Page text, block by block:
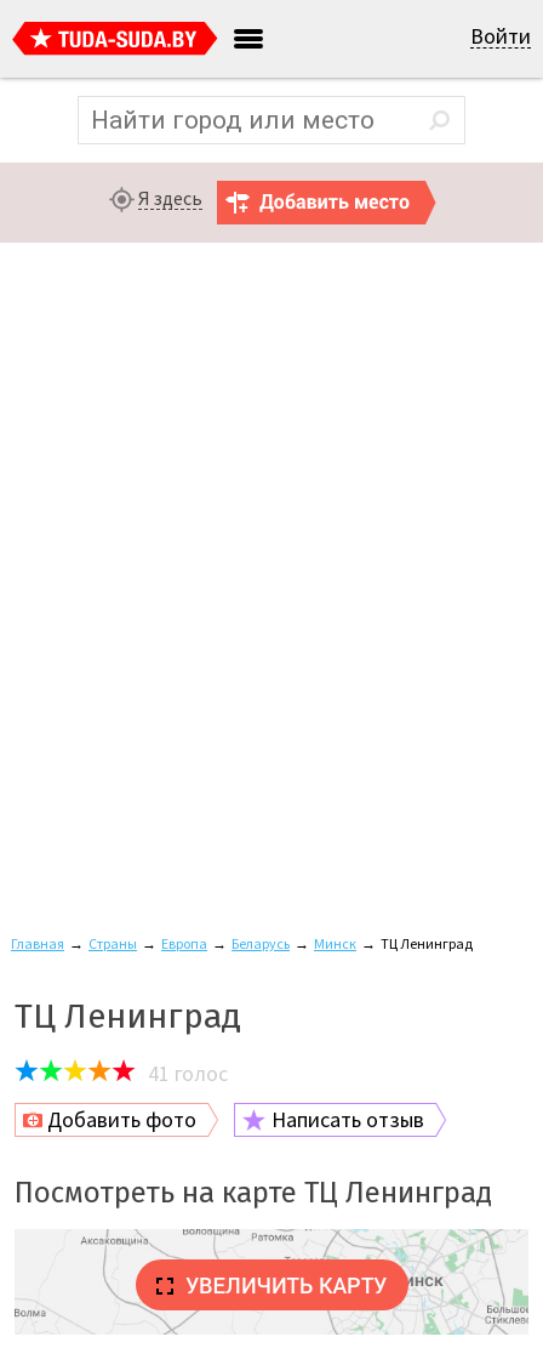
Войти
Я здесь
Главная → Страны → Европа → Беларусь → Минск → ТЦ Ленинград
ТЦ Ленинград
41 голос
Добавить фото
Написать отзыв
Посмотреть на карте ТЦ Ленинград